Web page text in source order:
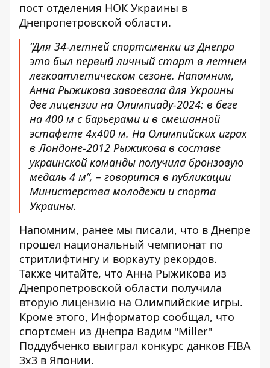
пост отделения НОК Украины в
Днепропетровской области.
“Для 34-летней спортсменки из Днепра
это был первый личный старт в летнем
легкоатлетическом сезоне. Напомним,
Анна Рыжикова завоевала для Украины
две лицензии на Олимпиаду-2024: в беге
на 400 м с барьерами и в смешанной
эстафете 4х400 м. На Олимпийских играх
в Лондоне-2012 Рыжикова в составе
украинской команды получила бронзовую
медаль 4 м”, – говорится в публикации
Министерства молодежи и спорта
Украины.
Напомним, ранее мы писали, что в Днепре
прошел национальный чемпионат по
стритлифтингу и воркауту рекордов.
Также читайте, что Анна Рыжикова из
Днепропетровской области получила
вторую лицензию на Олимпийские игры.
Кроме этого, Информатор сообщал, что
спортсмен из Днепра Вадим "Miller"
Поддубченко выиграл конкурс данков FIBA
​​3x3 в Японии.